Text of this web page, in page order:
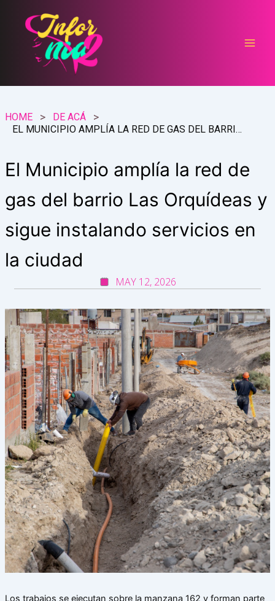
contenido
HOME
DE ACÁ
EL MUNICIPIO AMPLÍA LA RED DE GAS DEL BARRIO LAS ORQUÍDEAS Y SIGUE INSTALANDO SERVICIOS EN LA CIUDAD
El Municipio amplía la red de
gas del barrio Las Orquídeas y
sigue instalando servicios en
la ciudad
MAY 12, 2026
Los trabajos se ejecutan sobre la manzana 162 y forman parte